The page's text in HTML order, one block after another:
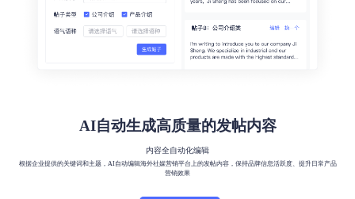
AI自动生成高质量的发帖内容
内容全自动化编辑
根据企业提供的关键词和主题，AI自动编辑海外社媒营销平台上的发帖内容，保持品牌信息活跃度、提升日常产品
营销效果